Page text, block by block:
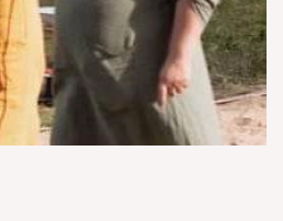
14 15 16
20 22 23
26 29 30